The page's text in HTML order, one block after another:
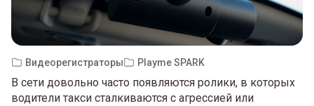
Видеорегистраторы Playme SPARK
В сети довольно часто появляются ролики, в которых
водители такси сталкиваются с агрессией или